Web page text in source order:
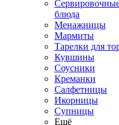
блюда
Менажницы
Мармиты
Тарелки для
Кувшины
Соусники
Креманки
Салфетницы
Икорницы
Супницы
Ещё